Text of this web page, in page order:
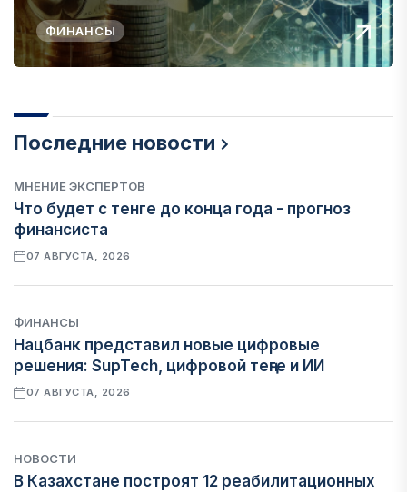
ФИНАНСЫ
Последние новости
МНЕНИЕ ЭКСПЕРТОВ
Что будет с тенге до конца года - прогноз
финансиста
07 АВГУСТА, 2026
ФИНАНСЫ
Нацбанк представил новые цифровые
решения: SupTech, цифровой теңге и ИИ
07 АВГУСТА, 2026
НОВОСТИ
В Казахстане построят 12 реабилитационных